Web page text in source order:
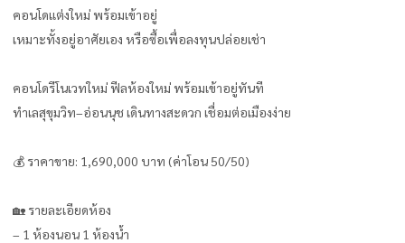
คอนโดแต่งใหม่ พร้อมเข้าอยู่
เหมาะทั้งอยู่อาศัยเอง หรือซื้อเพื่อลงทุนปล่อยเช่า
คอนโดรีโนเวทใหม่ ฟีลห้องใหม่ พร้อมเข้าอยู่ทันที
ทำเลสุขุมวิท–อ่อนนุช เดินทางสะดวก เชื่อมต่อเมืองง่าย
💰 ราคาขาย: 1,690,000 บาท (ค่าโอน 50/50)
🏡 รายละเอียดห้อง
– 1 ห้องนอน 1 ห้องน้ำ